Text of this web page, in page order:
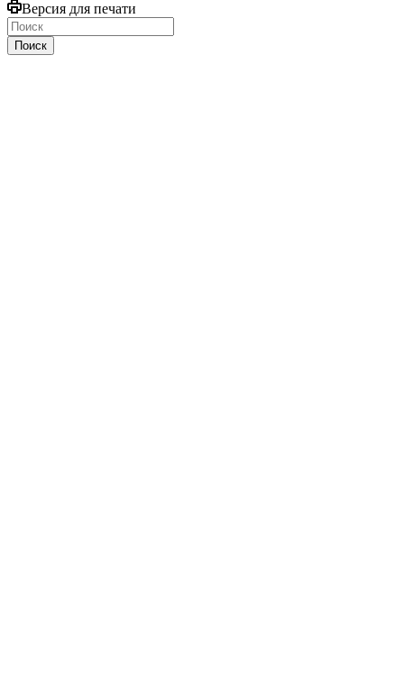
Версия для печати
Поиск